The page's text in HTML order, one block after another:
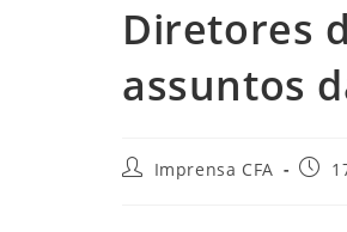
Diretores
assuntos
AutorImprensa CFA
Post